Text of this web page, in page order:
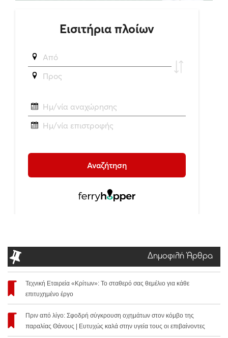
Δημοφιλή Άρθρα
Τεχνική Εταιρεία «Κρίτων»: Το σταθερό σας θεμέλιο για κάθε
επιτυχημένο έργο
Πριν από λίγο: Σφοδρή σύγκρουση οχημάτων στον κόμβο της
παραλίας Θάνους | Ευτυχώς καλά στην υγεία τους οι επιβαίνοντες